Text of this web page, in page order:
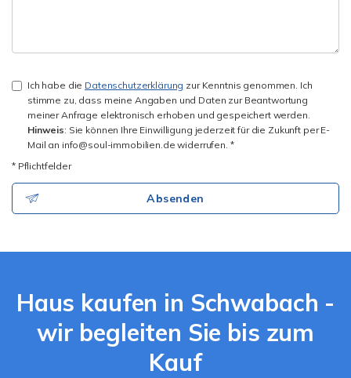
Ich habe die Datenschutzerklärung zur Kenntnis genommen. Ich
stimme zu, dass meine Angaben und Daten zur Beantwortung
meiner Anfrage elektronisch erhoben und gespeichert werden.
Hinweis: Sie können Ihre Einwilligung jederzeit für die Zukunft per E-
Mail an info@soul-immobilien.de widerrufen. *
* Pflichtfelder
Absenden
Haus kaufen in Schwabach -
wir begleiten Sie bis zum
Kauf